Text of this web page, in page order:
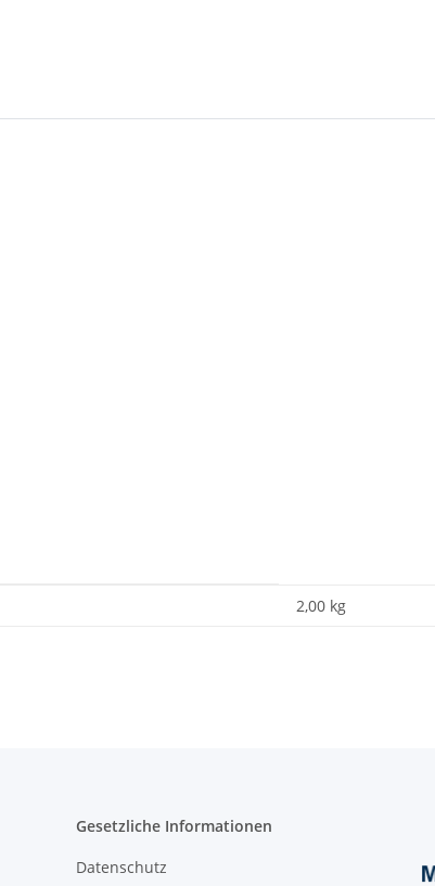
2,00 kg
Gesetzliche Informationen
Datenschutz